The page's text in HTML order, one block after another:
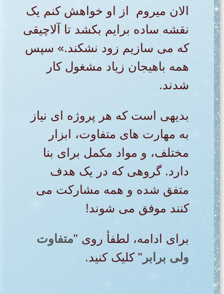
الان میروم از او خواهش کنم یک
نقشه ساده برایم بکشد تا آلاچیقی
که می سازیم زود نشکند.» سپس
همه باهیجان زیاد مشغول کار
شدند.
بدیهی است کههر پروژه ای نیاز
به مهارت های متفاوت، ابزار
مختلف، و مواد مکمل برای بنا
دارد. گروهی که در یک هدف
متفق شده و همه مشارکت می
کنند موفق می شوند!
برای ادامه، لطفأ روی " متفاوت
ولی برابر" کلیک کنید.